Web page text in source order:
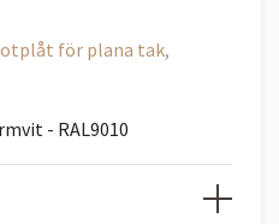
för plana tak,
- RAL9010